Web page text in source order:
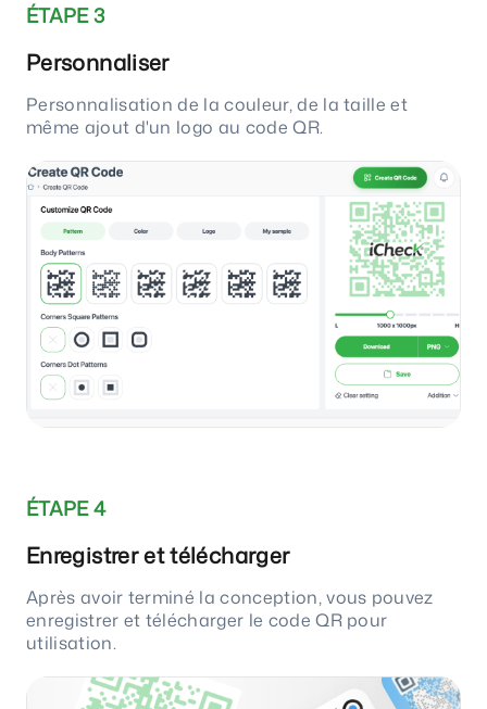
ÉTAPE 3
Personnaliser
Personnalisation de la couleur, de la taille et
même ajout d'un logo au code QR.
ÉTAPE 4
Enregistrer et télécharger
Après avoir terminé la conception, vous pouvez
enregistrer et télécharger le code QR pour
utilisation.